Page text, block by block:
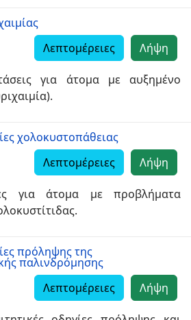
Λήψη
Λεπτομέρειες
για άτομα με αυξημένο
χολοκυστοπάθειας
Λήψη
Λεπτομέρειες
για άτομα με προβλήματα
πρόληψης της
παλινδρόμησης
Λήψη
Λεπτομέρειες